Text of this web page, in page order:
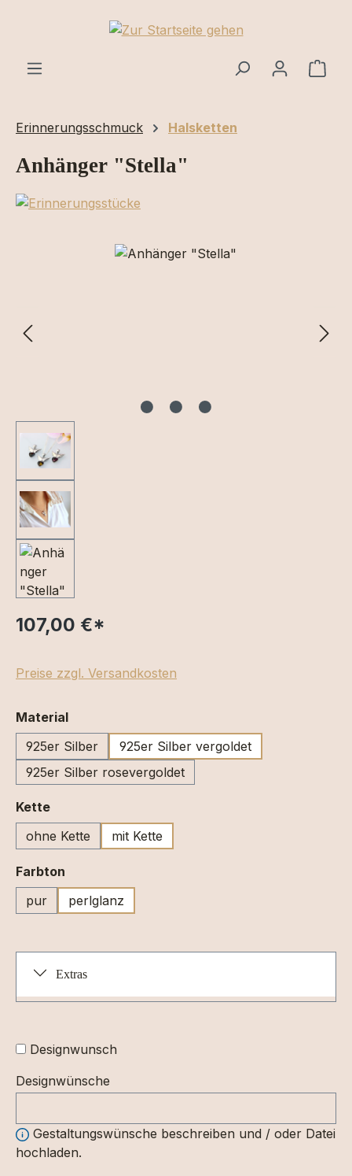
Zum Hauptinhalt springen
Erinnerungsschmuck Halsketten
Anhänger "Stella"
Bildergalerie überspringen
107,00 €*
Preise zzgl. Versandkosten
Materialauswählen
925er Silber
925er Silber vergoldet
925er Silber rosevergoldet
Ketteauswählen
ohne Kette
mit Kette
Farbton
pur
perlglanz
Extras
Designwunsch
Designwünsche
Gestaltungswünsche beschreiben und / oder Datei
hochladen.